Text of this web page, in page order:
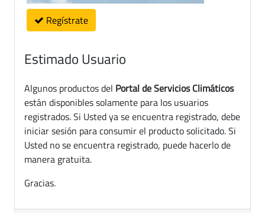
Regístrate
Estimado Usuario
Algunos productos del Portal de Servicios Climáticos
están disponibles solamente para los usuarios
registrados. Si Usted ya se encuentra registrado, debe
iniciar sesión para consumir el producto solicitado. Si
Usted no se encuentra registrado, puede hacerlo de
manera gratuita.
Gracias.